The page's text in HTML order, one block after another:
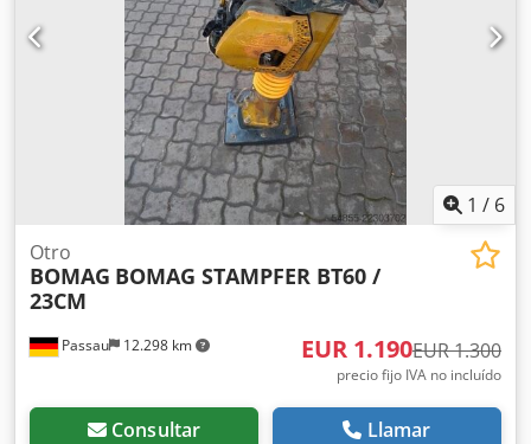
1 / 6
Passau 12.298 km
Otro
BOMAG BOMAG STAMPFER BT60 /
23CM
EUR 1.190EUR 1.300
precio fijo IVA no incluído
Consultar Llamar